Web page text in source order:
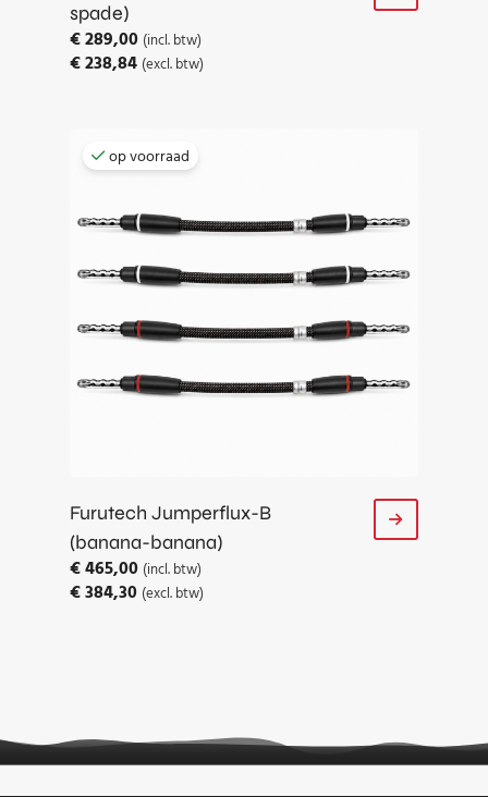
spade)
€289,00 (incl. btw)
€238,84 (excl. btw)
op voorraad
Furutech Jumperflux-B
(banana-banana)
€465,00 (incl. btw)
€384,30 (excl. btw)